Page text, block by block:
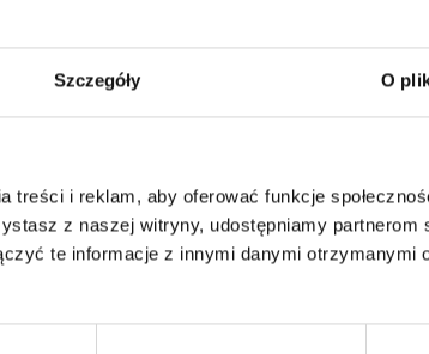
Szczegóły O
treści i reklam, aby oferować funkcje
z naszej witryny, udostępniamy partnerom
te informacje z innymi danymi otrzymanymi